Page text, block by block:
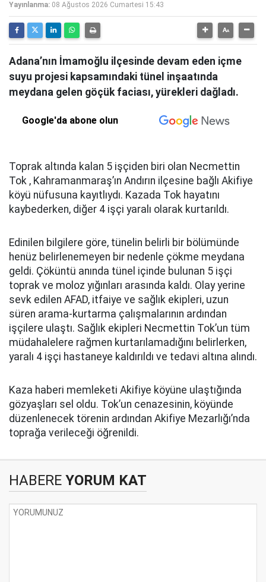
Yayınlanma: 08 Ağustos 2026 Cumartesi 15:43
Adana’nın İmamoğlu ilçesinde devam eden içme
suyu projesi kapsamındaki tünel inşaatında
meydana gelen göçük faciası, yürekleri dağladı.
Google'da abone olun
Toprak altında kalan 5 işçiden biri olan Necmettin
Tok , Kahramanmaraş’ın Andırın ilçesine bağlı Akifiye
köyü nüfusuna kayıtlıydı. Kazada Tok hayatını
kaybederken, diğer 4 işçi yaralı olarak kurtarıldı.
Edinilen bilgilere göre, tünelin belirli bir bölümünde
henüz belirlenemeyen bir nedenle çökme meydana
geldi. Çöküntü anında tünel içinde bulunan 5 işçi
toprak ve moloz yığınları arasında kaldı. Olay yerine
sevk edilen AFAD, itfaiye ve sağlık ekipleri, uzun
süren arama-kurtarma çalışmalarının ardından
işçilere ulaştı. Sağlık ekipleri Necmettin Tok’un tüm
müdahalelere rağmen kurtarılamadığını belirlerken,
yaralı 4 işçi hastaneye kaldırıldı ve tedavi altına alındı.
Kaza haberi memleketi Akifiye köyüne ulaştığında
gözyaşları sel oldu. Tok’un cenazesinin, köyünde
düzenlenecek törenin ardından Akifiye Mezarlığı’nda
toprağa verileceği öğrenildi.
HABERE YORUM KAT